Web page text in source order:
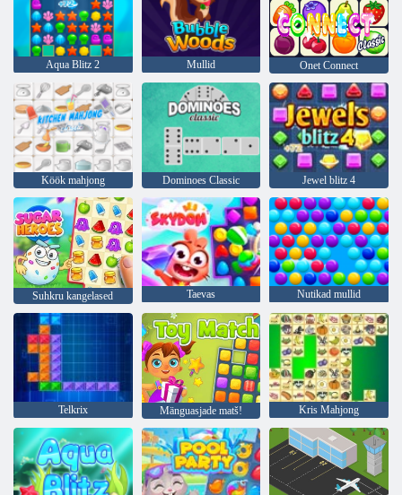
Aqua Blitz 2 Mullid Onet Connect
Köök mahjong Dominoes Classic Jewel blitz 4
Suhkru kangelased Taevas Nutikad mullid
Telkrix Mänguasjade matš! Kris Mahjong